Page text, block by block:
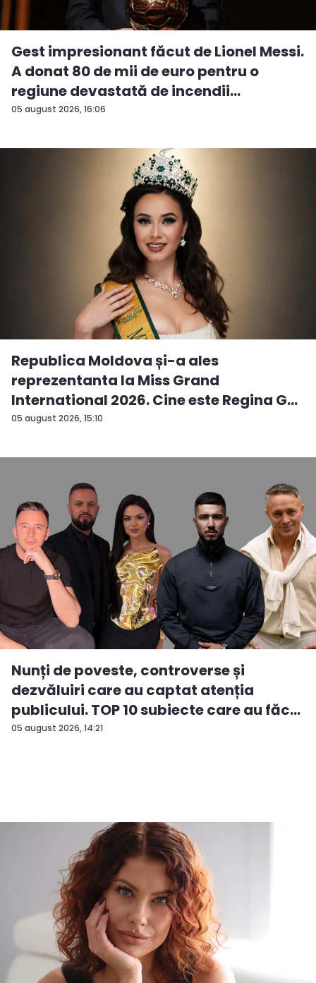
05 august 2026, 16:06
Gest impresionant făcut de Lionel Messi.
A donat 80 de mii de euro pentru o
regiune devastată de incendii
05 august 2026, 15:10
Republica Moldova și-a ales
reprezentanta la Miss Grand
International 2026. Cine este Regina G...
05 august 2026, 14:21
Nunți de poveste, controverse și
dezvăluiri care au captat atenția
publicului. TOP 10 subiecte care au făc...